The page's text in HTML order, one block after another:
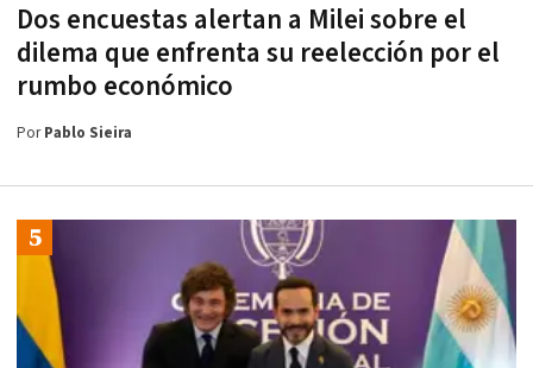
Dos encuestas alertan a Milei sobre el
dilema que enfrenta su reelección por el
rumbo económico
PorPablo Sieira